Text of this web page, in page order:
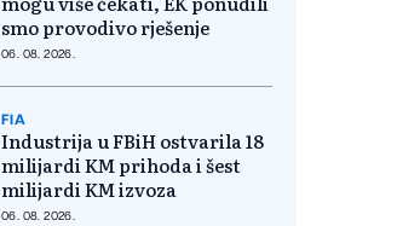
smo provodivo rješenje
06. 08. 2026.
FIA
Industrija u FBiH ostvarila 18
milijardi KM prihoda i šest
milijardi KM izvoza
06. 08. 2026.